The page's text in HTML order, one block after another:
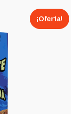
¡Oferta!